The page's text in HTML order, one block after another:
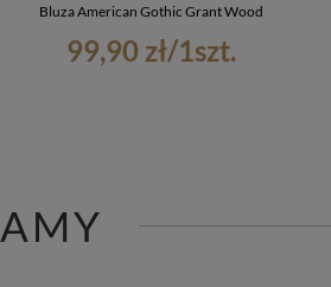
Bluza American Gothic Grant Wood
99,90 zł/1szt.